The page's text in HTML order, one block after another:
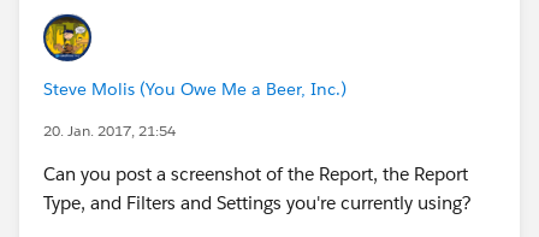
Steve Molis (You Owe Me a Beer, Inc.)
20. Jan. 2017, 21:54
Can you post a screenshot of the Report, the Report
Type, and Filters and Settings you're currently using?